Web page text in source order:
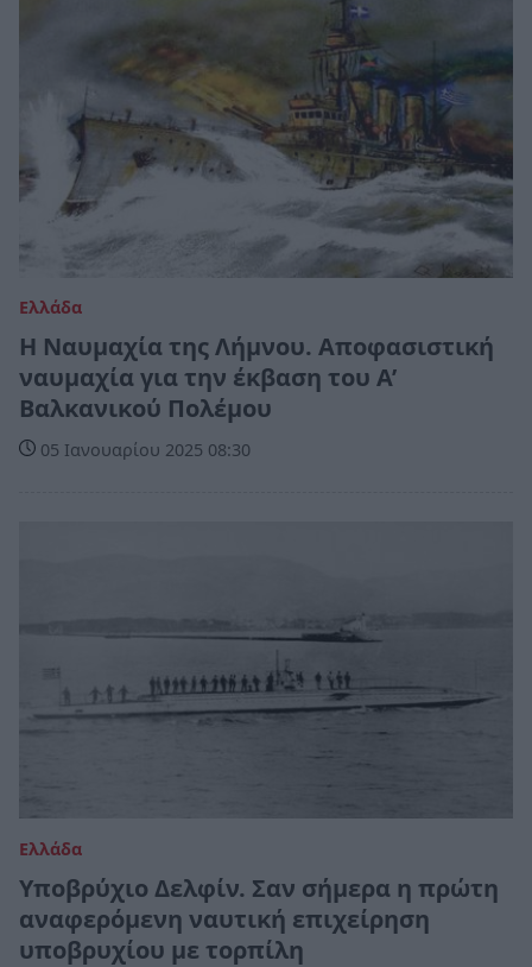
Ελλάδα
Η Ναυμαχία της Λήμνου. Αποφασιστική
ναυμαχία για την έκβαση του Α’
Βαλκανικού Πολέμου
05 Ιανουαρίου 2025 08:30
Ελλάδα
Υποβρύχιο Δελφίν. Σαν σήμερα η πρώτη
αναφερόμενη ναυτική επιχείρηση
υποβρυχίου με τορπίλη